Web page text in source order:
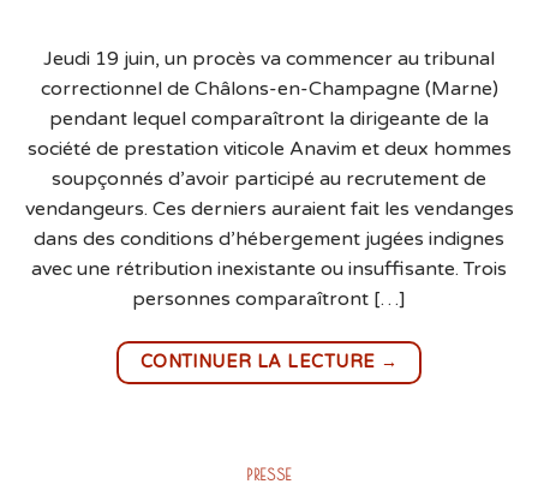
Jeudi 19 juin, un procès va commencer au tribunal
correctionnel de Châlons-en-Champagne (Marne)
pendant lequel comparaîtront la dirigeante de la
société de prestation viticole Anavim et deux hommes
soupçonnés d’avoir participé au recrutement de
vendangeurs. Ces derniers auraient fait les vendanges
dans des conditions d’hébergement jugées indignes
avec une rétribution inexistante ou insuffisante. Trois
personnes comparaîtront […]
CONTINUER LA LECTURE →
PRESSE